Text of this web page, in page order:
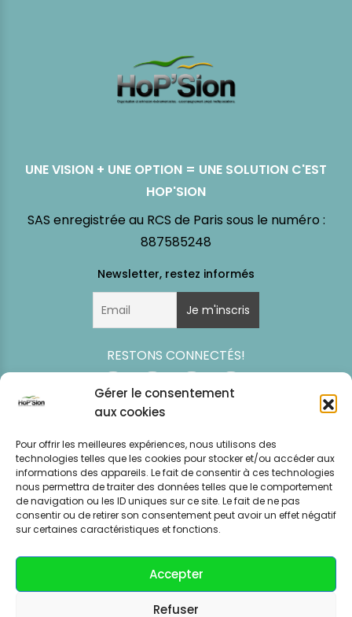
Gérer le consentement
aux cookies
Pour offrir les meilleures expériences, nous utilisons des
technologies telles que les cookies pour stocker et/ou accéder aux
informations des appareils. Le fait de consentir à ces technologies
nous permettra de traiter des données telles que le comportement
de navigation ou les ID uniques sur ce site. Le fait de ne pas
consentir ou de retirer son consentement peut avoir un effet négatif
sur certaines caractéristiques et fonctions.
Accepter
Refuser
UNE VISION + UNE OPTION = UNE SOLUTION C'EST
HOP'SION
SAS enregistrée au RCS de Paris sous le numéro :
887585248
RESTONS CONNECTÉS!
Simulation
tarifaire
Event
News
Mentions légales
CGV – CGU
Politique de